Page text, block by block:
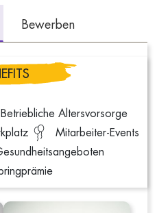
Bewerben
Betriebliche Altersvorsorge
Mitarbeiter-Events